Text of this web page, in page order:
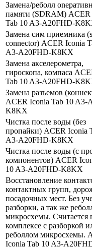
Замена/реболл
памяти (SDRAM) ACER
Tab 10 A3-A20FHD-
Замена сим приемника
connector) ACER Iconia
A3-A20FHD-K8KX
Замена акселерометра,
гироскопа, компаса
Tab 10 A3-A20FHD-
Замена разъемов
ACER Iconia Tab 10 A3-
K8KX
Чистка после воды (без
пропайки) ACER Iconia
A3-A20FHD-K8KX
Чистка после воды (с
компонентов) ACER
10 A3-A20FHD-K8KX
Восстановление
контактных групп,
посадочных мест. Без
разборки, а так же
микросхемы. Считается
комплексе с разборкой
реболлом микросхемы.
Iconia Tab 10 A3-